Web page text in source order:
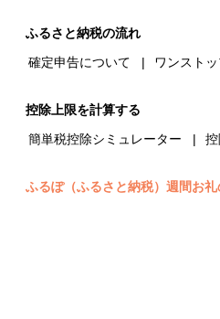
ふるさと納税の流れ
確定申告について
ワンスト
控除上限を計算する
簡単税控除シミュレーター
ふるぽ（ふるさと納税）週間お